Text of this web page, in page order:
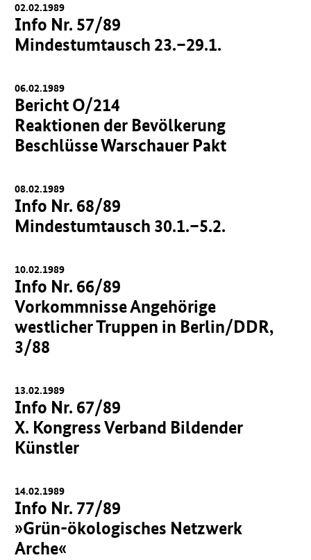
02.02.1989
Info Nr. 57/89
Mindestumtausch 23.–29.1.
06.02.1989
Bericht O/214
Reaktionen der Bevölkerung
Beschlüsse Warschauer Pakt
08.02.1989
Info Nr. 68/89
Mindestumtausch 30.1.–5.2.
10.02.1989
Info Nr. 66/89
Vorkommnisse Angehörige
westlicher Truppen in Berlin/DDR,
3/88
13.02.1989
Info Nr. 67/89
X. Kongress Verband Bildender
Künstler
14.02.1989
Info Nr. 77/89
»Grün-ökologisches Netzwerk
Arche«